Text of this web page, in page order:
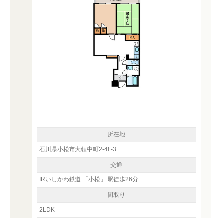
所在地
石川県小松市大領中町2-48-3
交通
IRいしかわ鉄道 「小松」 駅徒歩26分
間取り
2LDK